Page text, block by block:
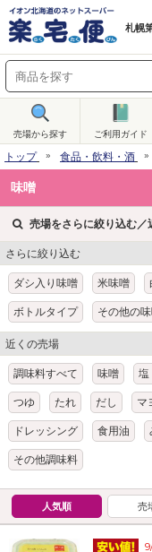
札幌
売場から探す ご利用ガイド
トップ 食品・飲料・酒
味噌
売場をさらに絞り込む／
さらに絞り込む
ダシ入り味噌 米味噌
ボトルタイプ その他の
近くの売場
調味料すべて 味噌 塩
つゆ たれ だし マ
ドレッシング 食用油
その他調味料
人気順 売